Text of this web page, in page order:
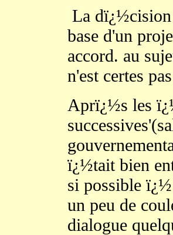
La
base d'un
accord. au
n'est certes
Aprï¿½s les
ï¿½tait bien
si possible
un peu de
dialogue